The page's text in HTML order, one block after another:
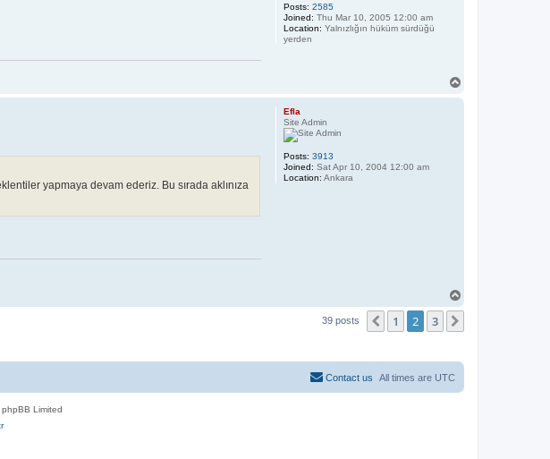
Posts: 2585
Joined: Thu Mar 10, 2005 12:00 am
Location: Yalnızlığın hüküm sürdüğü
yerden
Efla
Site Admin
Posts: 3913
Joined: Sat Apr 10, 2004 12:00 am
Location: Ankara
yapmaya devam ederiz. Bu sırada aklınıza
39 posts Previous
1 2 3
All times are UTC
Contact us
Limited